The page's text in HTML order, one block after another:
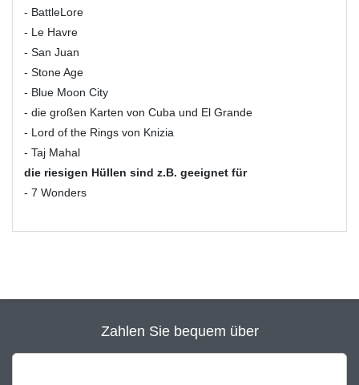
- BattleLore
- Le Havre
- San Juan
- Stone Age
- Blue Moon City
- die großen Karten von Cuba und El Grande
- Lord of the Rings von Knizia
- Taj Mahal
die riesigen Hüllen sind z.B. geeignet für
- 7 Wonders
Zahlen Sie bequem über